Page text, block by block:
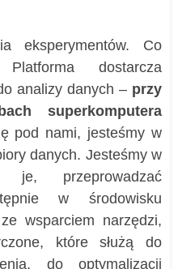
eksperymentów. Co
dostarcza
analizy danych – przy
superkomputera
pod nami, jesteśmy w
danych. Jesteśmy w
je, przeprowadzać
w środowisku
wsparciem narzędzi,
które służą do
do optymalizacji